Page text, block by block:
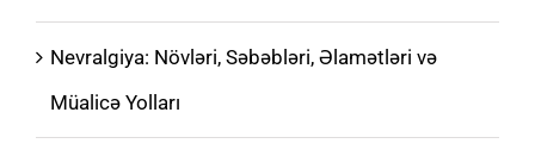
Nevralgiya: Növləri, Səbəbləri, Əlamətləri və
Müalicə Yolları